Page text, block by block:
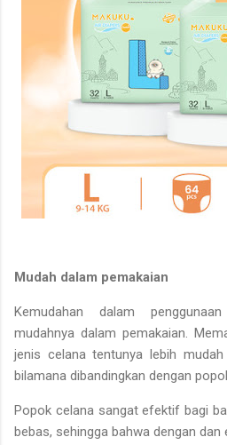
Mudah dalam pemakaian
Kemudahan dalam
mudahnya dalam pemakaian.
jenis celana tentunya lebih
bilamana dibandingkan dengan
Popok celana sangat efektif bagi
bebas, sehingga bahwa dengan